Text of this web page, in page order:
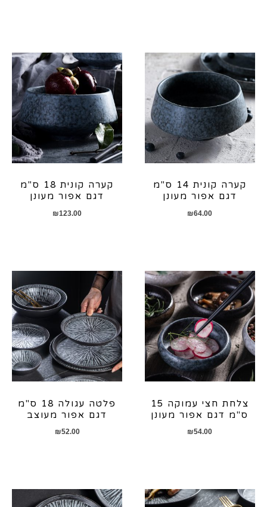
קערה קונית 14 ס"מ
דגם אפור מעונן
₪64.00
קערה קונית 18 ס"מ
דגם אפור מעונן
₪123.00
צלחת חצי עמוקה 15
ס"מ דגם אפור מעונן
₪54.00
פלטה עגולה 18 ס"מ
דגם אפור מעוצב
₪52.00